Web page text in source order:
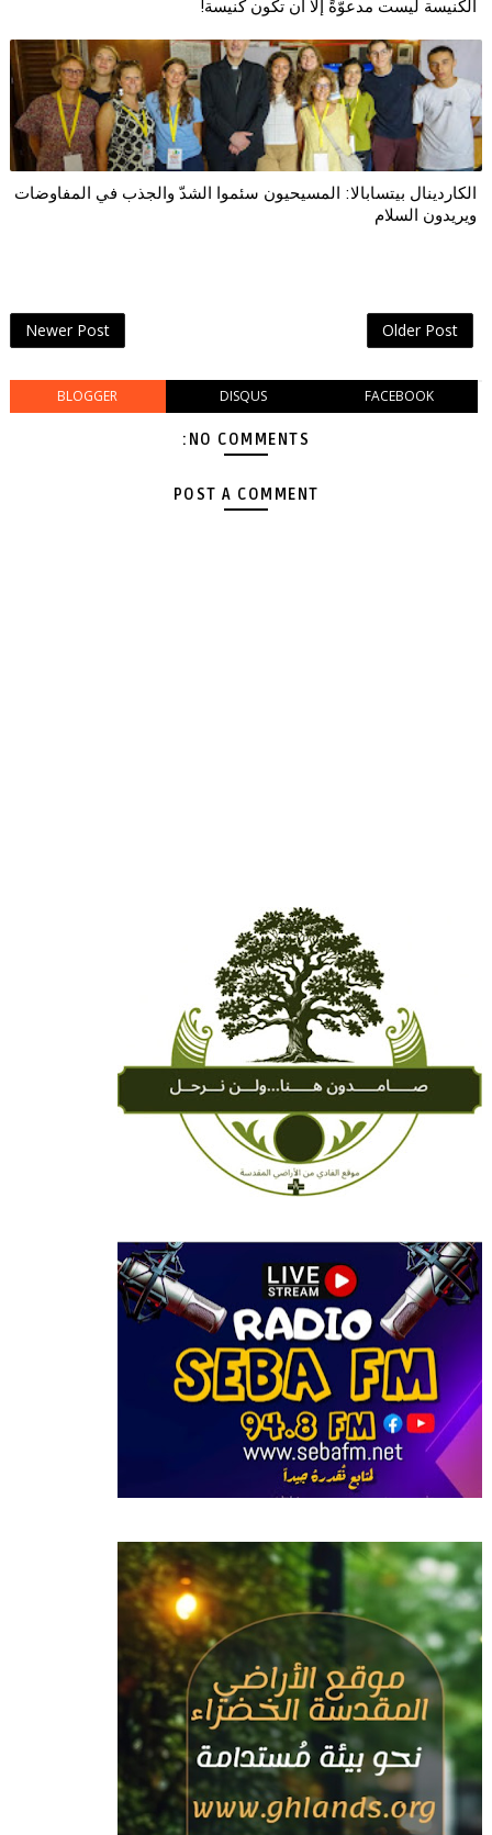
الكنيسة ليست مدعوّةً إلا أن تكون كنيسة!
الكاردينال بيتسابالا: المسيحيون سئموا الشدّ والجذب في المفاوضات
ويريدون السلام
Newer Post Older Post
BLOGGER DISQUS FACEBOOK
NO COMMENTS:
POST A COMMENT